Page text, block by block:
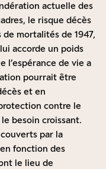
actuelle des
le risque décès
mortalités de 1947,
accorde un poids
l’espérance de vie a
pourrait être
et en
contre le
besoin croissant.
par la
fonction des
le lieu de